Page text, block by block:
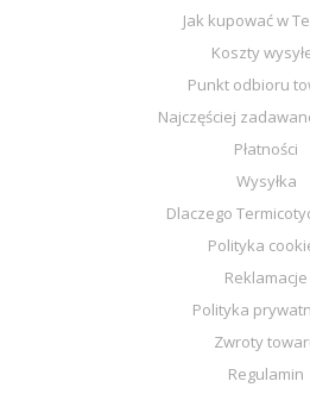
Jak kupować w
Koszty
Punkt odbioru
Najczęściej
Płatności
Wysyłka
Dlaczego
Polityka
Reklamacje
Polityka
Zwroty
Regulamin